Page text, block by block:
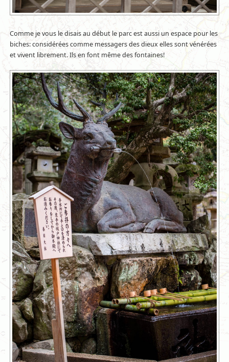
Comme je vous le disais au début le parc est aussi un espace pour les
biches: considérées comme messagers des dieux elles sont vénérées
et vivent librement. Ils en font même des fontaines!